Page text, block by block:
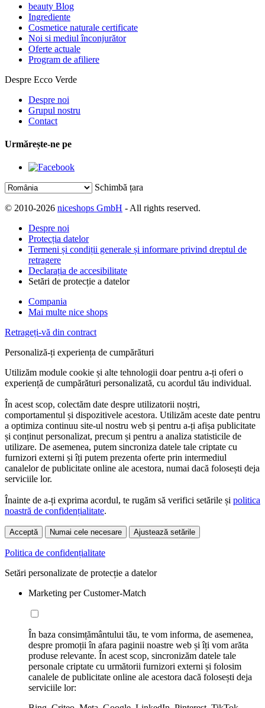
beauty Blog
Ingrediente
Cosmetice naturale certificate
Noi si mediul înconjurător
Oferte actuale
Program de afiliere
Despre Ecco Verde
Despre noi
Grupul nostru
Contact
Urmărește-ne pe
Schimbă țara
© 2010-2026 niceshops GmbH - All rights reserved.
Despre noi
Protecția datelor
Termeni și condiții generale și informare privind dreptul de
retragere
Declarația de accesibilitate
Setări de protecție a datelor
Compania
Mai multe nice shops
Retrageți-vă din contract
Personaliză-ți experiența de cumpărături
Utilizăm module cookie și alte tehnologii doar pentru a-ți oferi o
experiență de cumpărături personalizată, cu acordul tău individual.
În acest scop, colectăm date despre utilizatorii noștri,
comportamentul și dispozitivele acestora. Utilizăm aceste date pentru
a optimiza continuu site-ul nostru web și pentru a-ți afișa publicitate
și conținut personalizat, precum și pentru a analiza statisticile de
utilizare. De asemenea, putem sincroniza datele tale criptate cu
furnizori externi și îți putem prezenta oferte prin intermediul
canalelor de publicitate online ale acestora, numai dacă folosești deja
serviciile lor.
Înainte de a-ți exprima acordul, te rugăm să verifici setările și politica
noastră de confidențialitate.
Acceptă Numai cele necesare Ajustează setările
Politica de confidențialitate
Setări personalizate de protecție a datelor
Marketing per Customer-Match
În baza consimțământului tău, te vom informa, de asemenea,
despre promoții în afara paginii noastre web și îți vom arăta
produse relevante. În acest scop, sincronizăm datele tale
personale criptate cu următorii furnizori externi și folosim
canalele de publicitate online ale acestora dacă folosești deja
serviciile lor: